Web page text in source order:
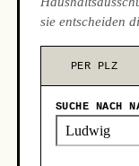
sie entscheiden
PER PLZ
SUCHE NACH